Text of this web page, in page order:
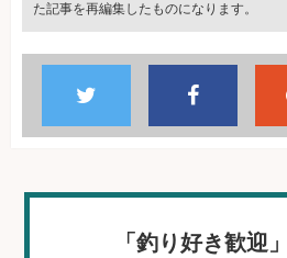
た記事を再編集したものになります。
「釣り好き歓迎